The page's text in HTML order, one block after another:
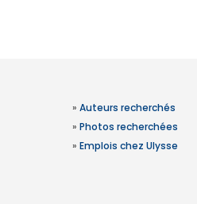
» Auteurs recherchés
» Photos recherchées
» Emplois chez Ulysse